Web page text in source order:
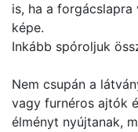
is, ha a
képe.
Inkább spóroljuk
Nem csupán a
vagy furnéros ajtók
élményt nyújtanak,